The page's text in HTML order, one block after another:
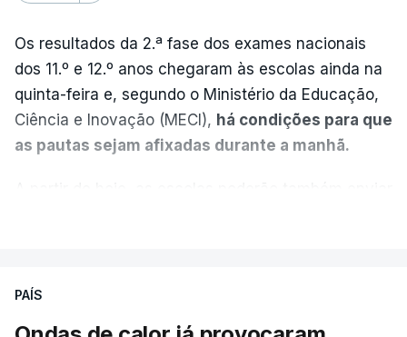
Os resultados da 2.ª fase dos exames nacionais
dos 11.º e 12.º anos chegaram às escolas ainda na
quinta-feira e, segundo o Ministério da Educação,
Ciência e Inovação (MECI), há condições para que
as pautas sejam afixadas durante a manhã.
PAÍS